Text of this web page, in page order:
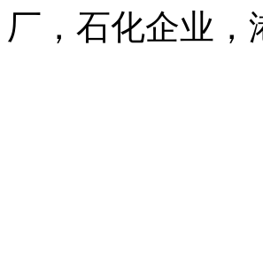
厂，石化企业